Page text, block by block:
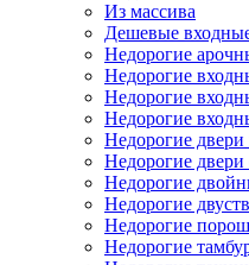
Из массива
Дешевые
Недорогие
Недорогие
Недорогие
Недорогие
Недорогие
Недорогие двери
Недорогие
Недорогие
Недорогие
Недорогие